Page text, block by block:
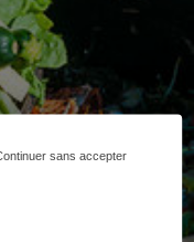
sans accepter